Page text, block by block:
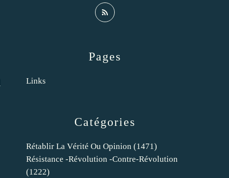
Catégories
Rétablir La Vérité Ou Opinion (1471)
Résistance -révolution -contre-Révolution
(1222)
Pages
Links